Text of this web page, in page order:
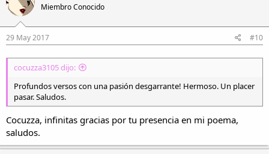
Miembro Conocido
29 May 2017 #10
cocuzza3105 dijo:
Profundos versos con una pasión desgarrante! Hermoso. Un placer
pasar. Saludos.
Cocuzza, infinitas gracias por tu presencia en mi poema,
saludos.